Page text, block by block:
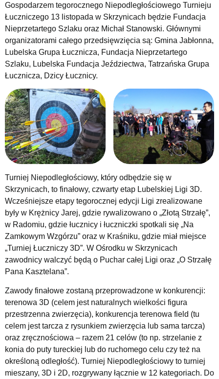
Gospodarzem tegorocznego Niepodległościowego Turnieju
Łuczniczego 13 listopada w Skrzynicach będzie Fundacja
Nieprzetartego Szlaku oraz Michał Stanowski. Głównymi
organizatorami całego przedsięwzięcia są: Gmina Jabłonna,
Lubelska Grupa Łucznicza, Fundacja Nieprzetartego
Szlaku, Lubelska Fundacja Jeździectwa, Tatrzańska Grupa
Łucznicza, Dzicy Łucznicy.
Turniej Niepodległościowy, który odbędzie się w
Skrzynicach, to finałowy, czwarty etap Lubelskiej Ligi 3D.
Wcześniejsze etapy tegorocznej edycji Ligi zrealizowane
były w Krężnicy Jarej, gdzie rywalizowano o „Złotą Strzałę”,
w Radomiu, gdzie łucznicy i łuczniczki spotkali się „Na
Zamkowym Wzgórzu” oraz w Kraśniku, gdzie miał miejsce
„Turniej Łuczniczy 3D”. W Ośrodku w Skrzynicach
zawodnicy walczyć będą o Puchar całej Ligi oraz „O Strzałę
Pana Kasztelana”.
Zawody finałowe zostaną przeprowadzone w konkurencji:
terenowa 3D (celem jest naturalnych wielkości figura
przestrzenna zwierzęcia), konkurencja terenowa field (tu
celem jest tarcza z rysunkiem zwierzęcia lub sama tarcza)
oraz zręcznościowa – razem 21 celów (to np. strzelanie z
konia do puty tureckiej lub do ruchomego celu czy też na
określoną odległość). Turniej Niepodległościowy to turniej
mieszany, 3D i 2D, rozgrywany łącznie w 12 kategoriach. Do